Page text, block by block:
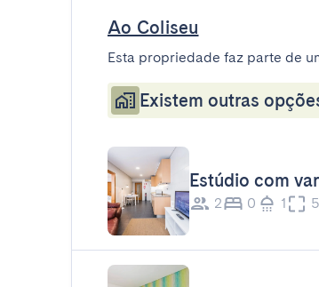
Ao Coliseu
Esta propriedade faz parte de
Existem outras
Estúdio com
2 0 1